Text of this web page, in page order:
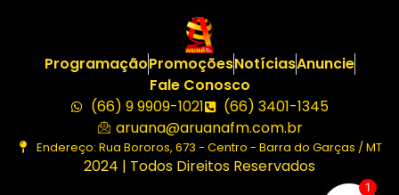
ProgramaçãoPromoçõesNotíciasAnuncie
Fale Conosco
(66) 9 9909-1021
(66) 3401-1345
aruana@aruanafm.com.br
Endereço: Rua Bororos, 673 - Centro - Barra do Garças / MT
2024 | Todos Direitos Reservados
1